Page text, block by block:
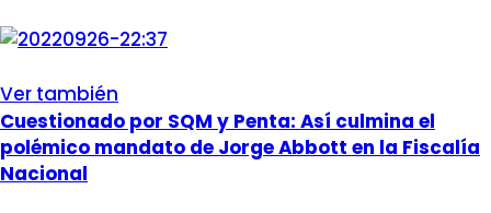
Ver también
Cuestionado por SQM y Penta: Así culmina el
polémico mandato de Jorge Abbott en la Fiscalía
Nacional